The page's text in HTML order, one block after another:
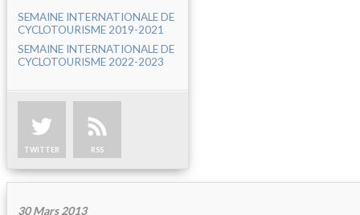
SEMAINE INTERNATIONALE DE
CYCLOTOURISME 2019-2021
SEMAINE INTERNATIONALE DE
CYCLOTOURISME 2022-2023
TWITTER RSS
30 Mars 2013